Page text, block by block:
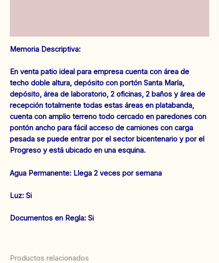
Memoria Descriptiva:
En venta patio ideal para empresa cuenta con área de
techo doble altura, depósito con portón Santa María,
depósito, área de laboratorio, 2 oficinas, 2 baños y área de
recepción totalmente todas estas áreas en platabanda,
cuenta con amplio terreno todo cercado en paredones con
pontón ancho para fácil acceso de camiones con carga
pesada se puede entrar por el sector bicentenario y por el
Progreso y está ubicado en una esquina.
‌Agua Permanente: Llega 2 veces por semana
‌Luz: Si
‌‌Documentos en Regla: Si
Productos relacionados